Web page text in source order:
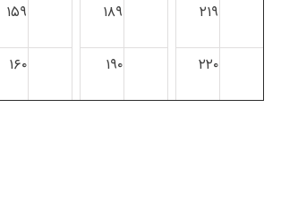
۲۱۹ ۱۸۹ ۱۵۹
۲۲۰ ۱۹۰ ۱۶۰